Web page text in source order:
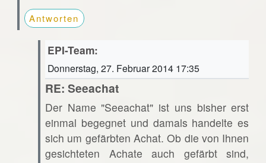
Antworten
EPI-Team:
Donnerstag, 27. Februar 2014 17:35
RE: Seeachat
Der Name "Seeachat" ist uns bisher erst
einmal begegnet und damals handelte es
sich um gefärbten Achat. Ob die von Ihnen
gesichteten Achate auch gefärbt sind,